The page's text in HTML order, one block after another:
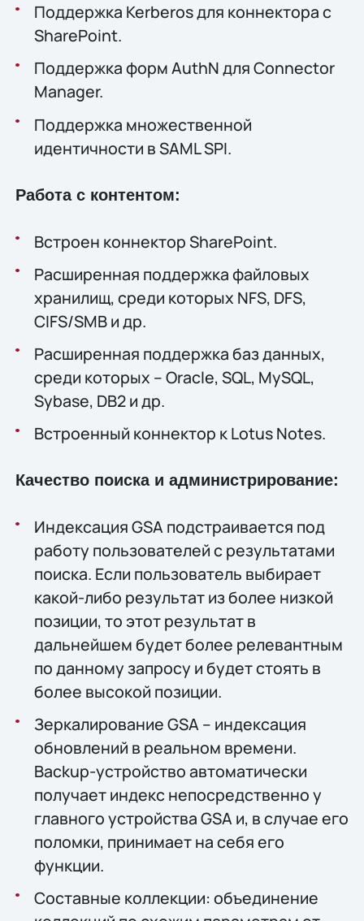
Поддержка Kerberos для коннектора с
SharePoint.
Поддержка форм AuthN для Connector
Manager.
Поддержка множественной
идентичности в SAML SPI.
Работа с контентом:
Встроен коннектор SharePoint.
Расширенная поддержка файловых
хранилищ, среди которых NFS, DFS,
CIFS/SMB и др.
Расширенная поддержка баз данных,
среди которых – Oracle, SQL, MySQL,
Sybase, DB2 и др.
Встроенный коннектор к Lotus Notes.
Качество поиска и администрирование:
Индексация GSA подстраивается под
работу пользователей с результатами
поиска. Если пользователь выбирает
какой-либо результат из более низкой
позиции, то этот результат в
дальнейшем будет более релевантным
по данному запросу и будет стоять в
более высокой позиции.
Зеркалирование GSA – индексация
обновлений в реальном времени.
Backup-устройство автоматически
получает индекс непосредственно у
главного устройства GSA и, в случае его
поломки, принимает на себя его
функции.
Составные коллекции: объединение